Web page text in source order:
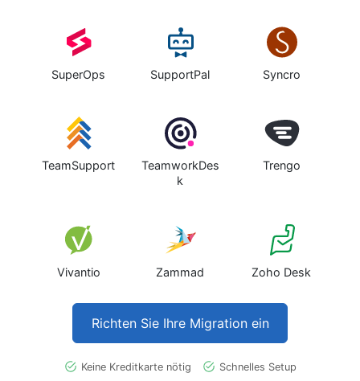
SuperOps SupportPal Syncro
TeamSupport
TeamworkDes
k
Trengo
Vivantio Zammad Zoho Desk
Richten Sie Ihre Migration ein
Keine Kreditkarte nötig Schnelles Setup